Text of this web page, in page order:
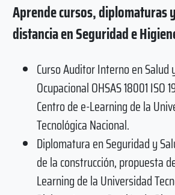
Aprende cursos, diplomaturas
distancia en Seguridad e
Curso Auditor Interno en Salud
Ocupacional OHSAS 18001 ISO
Centro de e-Learning de la
Tecnológica Nacional.
Diplomatura en Seguridad y
de la construcción, propuesta
Learning de la Universidad